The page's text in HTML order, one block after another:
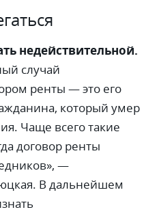
недействительной.
случай
ренты —это его
который умер
Чаще всего такие
договор ренты
—
В дальнейшем